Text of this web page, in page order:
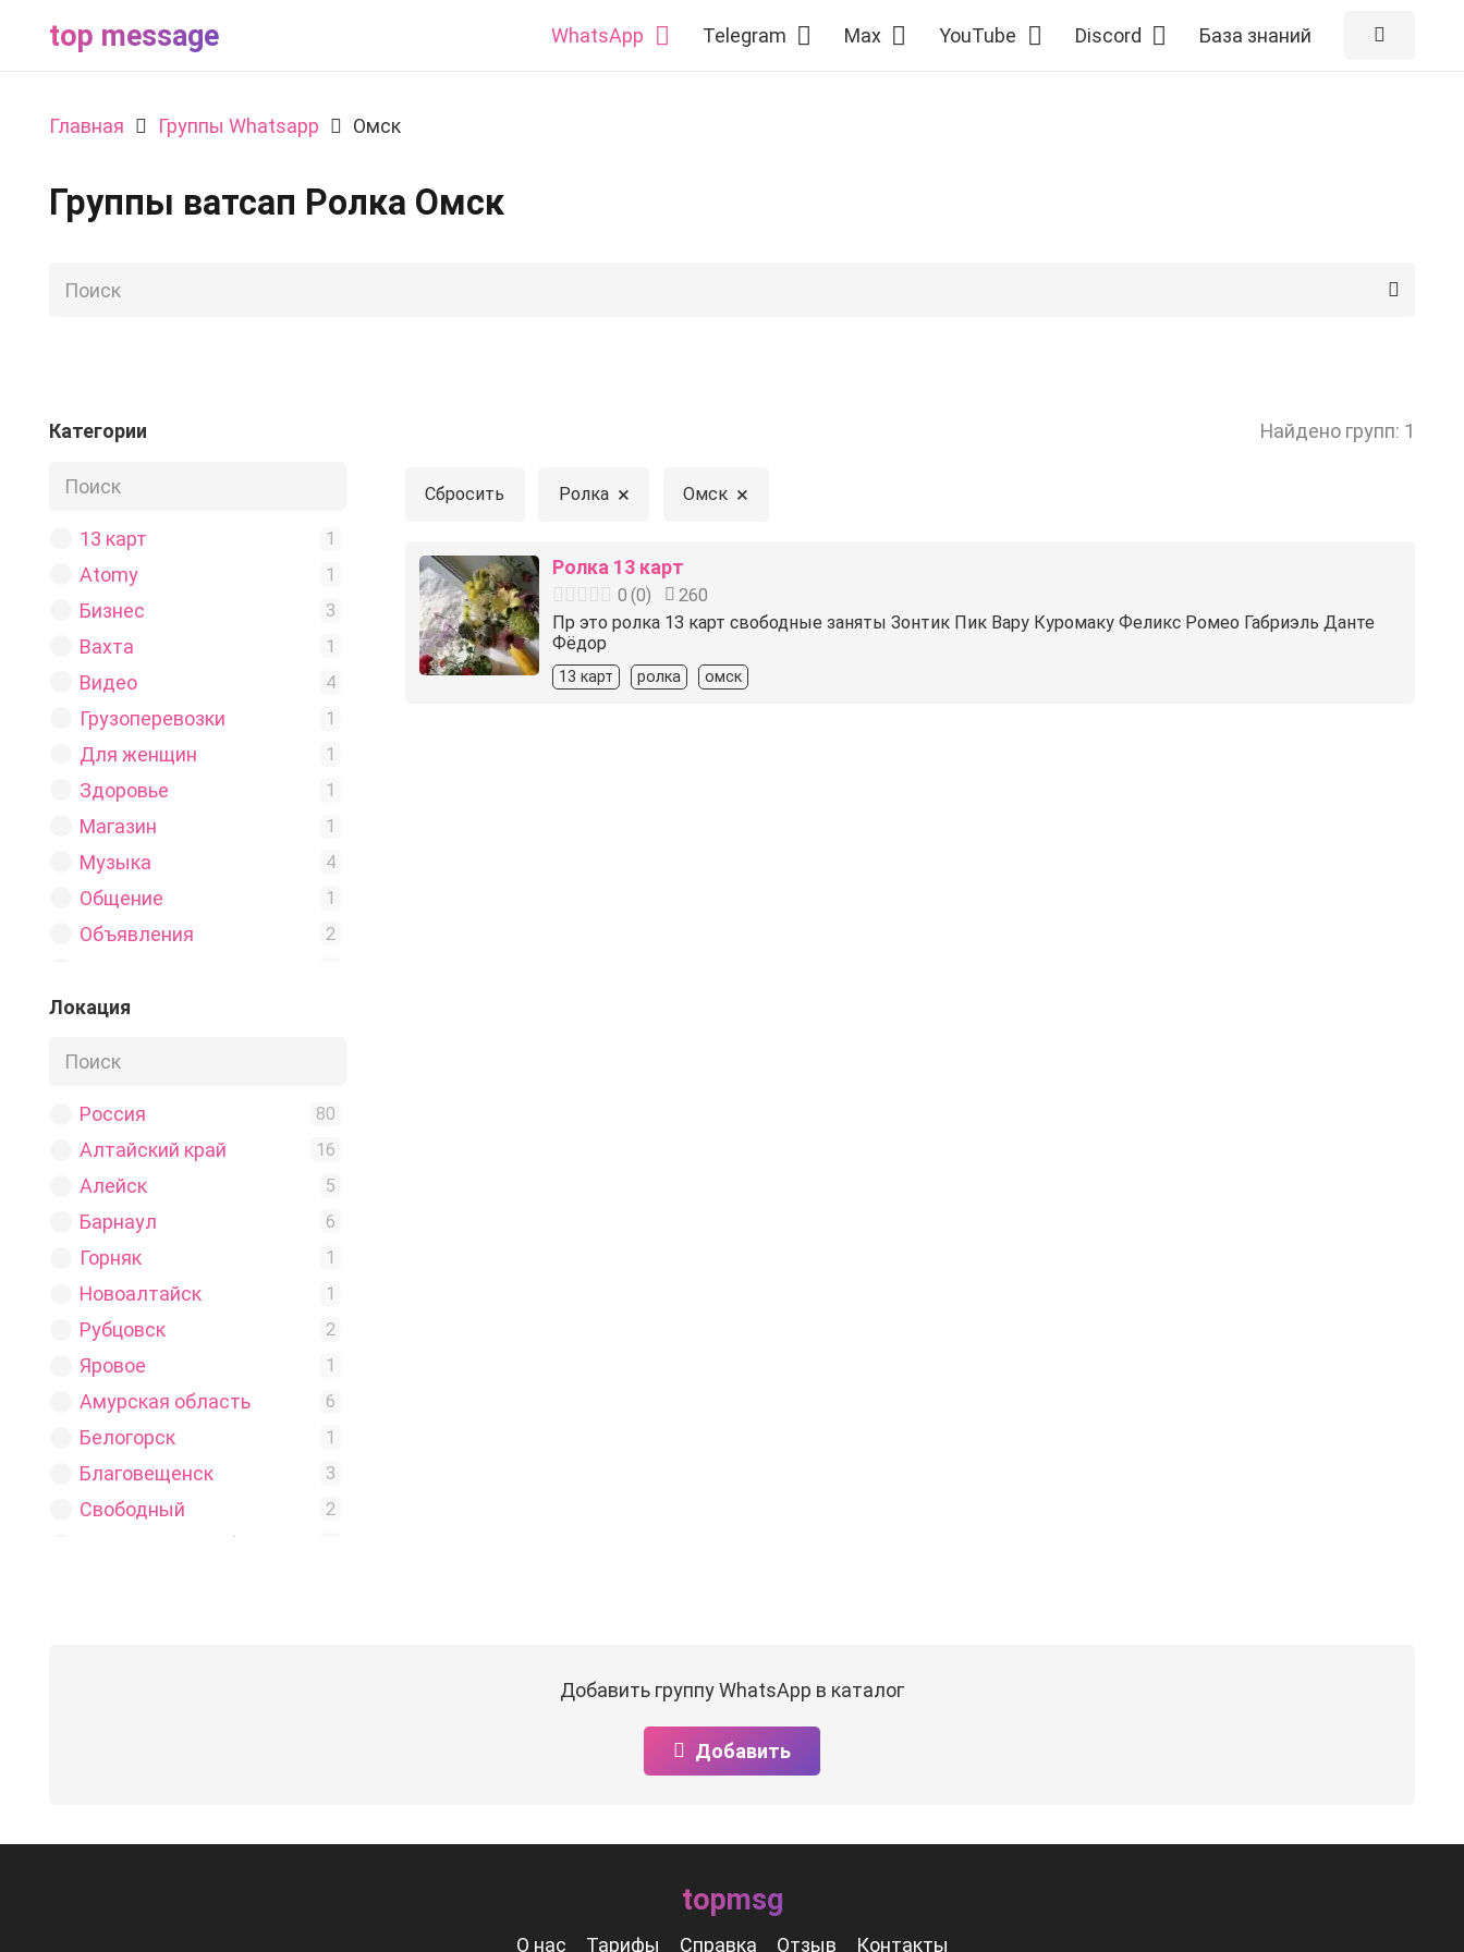
top message WhatsApp Telegram Max YouTube Discord База знаний
Главная Группы Whatsapp Омск
Группы ватсап Ролка Омск
Категории
13 карт 1
Atomy 1
Бизнес 3
Вахта 1
Видео 4
Грузоперевозки 1
Для женщин 1
Здоровье 1
Магазин 1
Музыка 4
Общение 1
Объявления 2
Работа
Строительство 1
Техника 1
Услуги 3
Локация
Россия 80
Алтайский край 16
Алейск 5
Барнаул 6
Горняк 1
Новоалтайск 1
Рубцовск 2
Яровое 1
Амурская область 6
Белогорск 1
Благовещенск 3
Свободный 2
Найдено групп: 1
Сбросить Ролка × Омск ×
Ролка 13 карт
0 (0)
260
Пр это ролка 13 карт свободные заняты Зонтик Пик Вару Куромаку Феликс Ромео Габриэль Данте
Фёдор
13 карт ролка омск
Добавить группу WhatsApp в каталог
Добавить
topmsg
О нас Тарифы Справка Отзыв Контакты